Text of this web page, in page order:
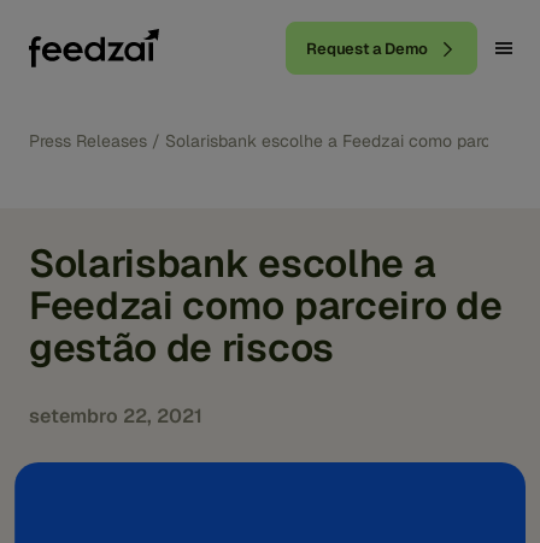
Request a Demo
Press Releases / Solarisbank escolhe a Feedzai como parceiro
Solarisbank escolhe a
Feedzai como parceiro de
gestão de riscos
setembro 22, 2021